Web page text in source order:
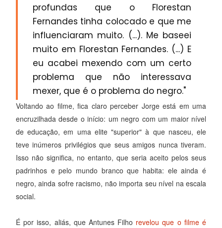
profundas que o Florestan
Fernandes tinha colocado e que me
influenciaram muito. (...). Me baseei
muito em Florestan Fernandes. (...) E
eu acabei mexendo com um certo
problema que não interessava
mexer, que é o problema do negro."
Voltando ao filme, fica claro perceber Jorge está em uma
encruzilhada desde o início: um negro com um maior nível
de educação, em uma elite "superior" à que nasceu, ele
teve inúmeros privilégios que seus amigos nunca tiveram.
Isso não significa, no entanto, que seria aceito pelos seus
padrinhos e pelo mundo branco que habita: ele ainda é
negro, ainda sofre racismo, não importa seu nível na escala
social.
É por isso, aliás, que Antunes Filho revelou que o filme é